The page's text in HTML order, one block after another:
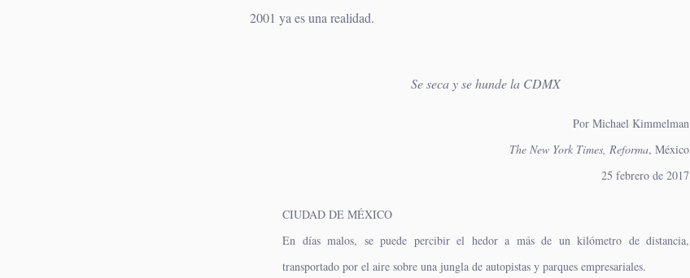
2001 ya es una realidad.
Se seca y se hunde la CDMX
Por Michael Kimmelman
The New York Times, Reforma, México
25 febrero de 2017
CIUDAD DE MÉXICO
En días malos, se puede percibir el hedor a más de un kilómetro de distancia,
transportado por el aire sobre una jungla de autopistas y parques empresariales.